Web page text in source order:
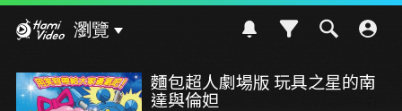
瀏覽
麵包超人劇場版 玩具之星的南
達與倫妲